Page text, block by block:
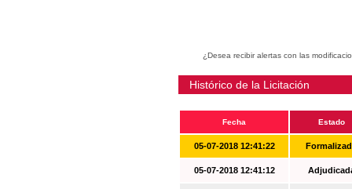
¿Desea recibir alertas con las
Histórico de la Licitación
Fecha Estado
05-07-2018 12:41:22
05-07-2018 12:41:12